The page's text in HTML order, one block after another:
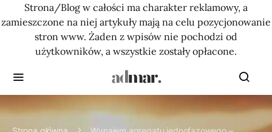
Strona/Blog w całości ma charakter reklamowy, a
zamieszczone na niej artykuły mają na celu pozycjonowanie
stron www. Żaden z wpisów nie pochodzi od
użytkowników, a wszystkie zostały opłacone.